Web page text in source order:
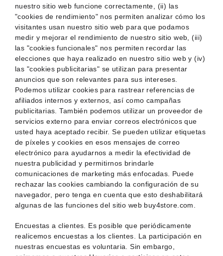
nuestro sitio web funcione correctamente, (ii) las
"cookies de rendimiento" nos permiten analizar cómo los
visitantes usan nuestro sitio web para que podamos
medir y mejorar el rendimiento de nuestro sitio web, (iii)
las "cookies funcionales" nos permiten recordar las
elecciones que haya realizado en nuestro sitio web y (iv)
las "cookies publicitarias" se utilizan para presentar
anuncios que son relevantes para sus intereses.
Podemos utilizar cookies para rastrear referencias de
afiliados internos y externos, así como campañas
publicitarias. También podemos utilizar un proveedor de
servicios externo para enviar correos electrónicos que
usted haya aceptado recibir. Se pueden utilizar etiquetas
de píxeles y cookies en esos mensajes de correo
electrónico para ayudarnos a medir la efectividad de
nuestra publicidad y permitirnos brindarle
comunicaciones de marketing más enfocadas. Puede
rechazar las cookies cambiando la configuración de su
navegador, pero tenga en cuenta que esto deshabilitará
algunas de las funciones del sitio web buy4store.com.
Encuestas a clientes. Es posible que periódicamente
realicemos encuestas a los clientes. La participación en
nuestras encuestas es voluntaria. Sin embargo,